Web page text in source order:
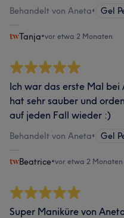
Behandelt von Aneta• Gel
Tanja•vor etwa 2 Monaten
Ich war das erste Mal bei
hat sehr sauber und
auf jeden Fall wieder :)
Behandelt von Aneta• Gel
Beatrice•vor etwa 2 Monaten
Super Maniküre von